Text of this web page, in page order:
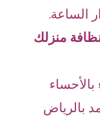
الساعة.
منزلك
بالرياض